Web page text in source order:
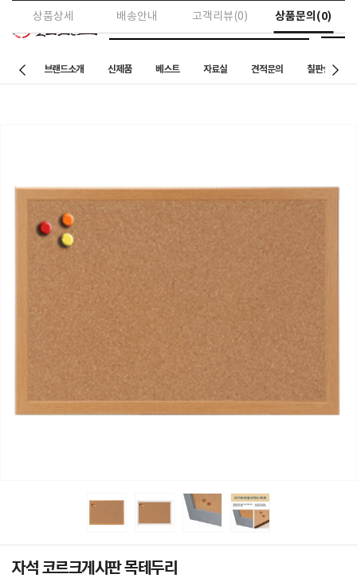
브랜드소개 신제품 베스트 자료실 견적문의 칠판설치 사례
자석 코르크게시판 목테두리
상품상세 배송안내 고객리뷰(0) 상품문의(0)